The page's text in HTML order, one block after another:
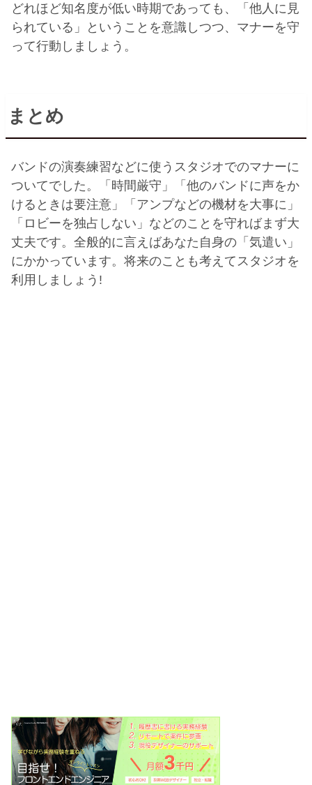
どれほど知名度が低い時期であっても、「他人に見
られている」ということを意識しつつ、マナーを守
って行動しましょう。
まとめ
バンドの演奏練習などに使うスタジオでのマナーに
ついてでした。「時間厳守」「他のバンドに声をか
けるときは要注意」「アンプなどの機材を大事に」
「ロビーを独占しない」などのことを守ればまず大
丈夫です。全般的に言えばあなた自身の「気遣い」
にかかっています。将来のことも考えてスタジオを
利用しましょう !